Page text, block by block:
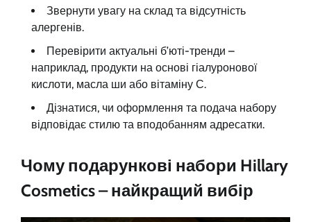
Звернути увагу на склад та відсутність
алергенів.
Перевірити актуальні б’юті-тренди –
наприклад, продукти на основі гіалуронової
кислоти, масла ши або вітаміну С.
Дізнатися, чи оформлення та подача набору
відповідає стилю та вподобанням адресатки.
Чому подарункові набори Hillary
Cosmetics – найкращий вибір